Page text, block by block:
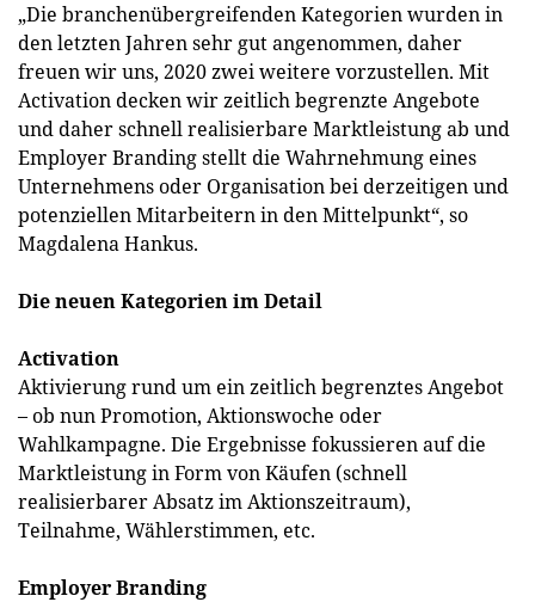
„Die branchenübergreifenden Kategorien wurden in
den letzten Jahren sehr gut angenommen, daher
freuen wir uns, 2020 zwei weitere vorzustellen. Mit
Activation decken wir zeitlich begrenzte Angebote
und daher schnell realisierbare Marktleistung ab und
Employer Branding stellt die Wahrnehmung eines
Unternehmens oder Organisation bei derzeitigen und
potenziellen Mitarbeitern in den Mittelpunkt“, so
Magdalena Hankus.
Die neuen Kategorien im Detail
Activation
Aktivierung rund um ein zeitlich begrenztes Angebot
– ob nun Promotion, Aktionswoche oder
Wahlkampagne. Die Ergebnisse fokussieren auf die
Marktleistung in Form von Käufen (schnell
realisierbarer Absatz im Aktionszeitraum),
Teilnahme, Wählerstimmen, etc.
Employer Branding